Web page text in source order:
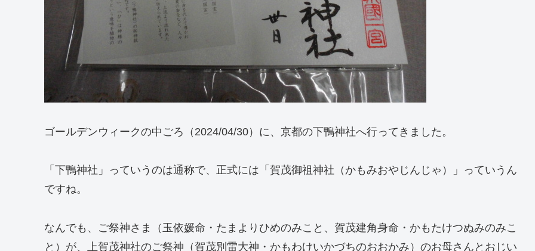
ゴールデンウィークの中ごろ（2024/04/30）に、京都の下鴨神社へ行ってきました。
「下鴨神社」っていうのは通称で、正式には「賀茂御祖神社（かもみおやじんじゃ）」っていうん
ですね。
なんでも、ご祭神さま（玉依媛命・たまよりひめのみこと、賀茂建角身命・かもたけつぬみのみこ
と）が、上賀茂神社のご祭神（賀茂別雷大神・かもわけいかづちのおおかみ）のお母さんとおじい